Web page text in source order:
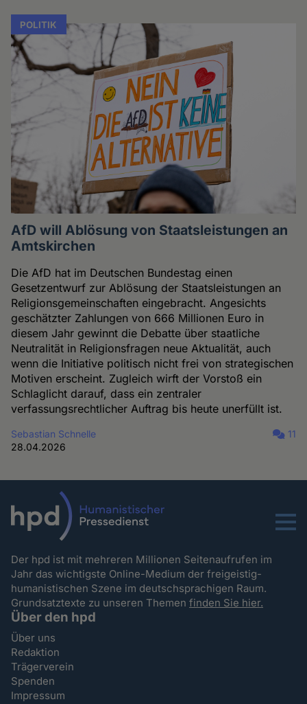
POLITIK
AfD will Ablösung von Staatsleistungen an
Amtskirchen
Die AfD hat im Deutschen Bundestag einen
Gesetzentwurf zur Ablösung der Staatsleistungen an
Religionsgemeinschaften eingebracht. Angesichts
geschätzter Zahlungen von 666 Millionen Euro in
diesem Jahr gewinnt die Debatte über staatliche
Neutralität in Religionsfragen neue Aktualität, auch
wenn die Initiative politisch nicht frei von strategischen
Motiven erscheint. Zugleich wirft der Vorstoß ein
Schlaglicht darauf, dass ein zentraler
verfassungsrechtlicher Auftrag bis heute unerfüllt ist.
Sebastian Schnelle
28.04.2026
11
Menu
Der hpd ist mit mehreren Millionen Seitenaufrufen im
Jahr das wichtigste Online-Medium der freigeistig-
humanistischen Szene im deutschsprachigen Raum.
Grundsatztexte zu unseren Themenfinden Sie hier.
Über den hpd
Über uns
Redaktion
Trägerverein
Spenden
Impressum